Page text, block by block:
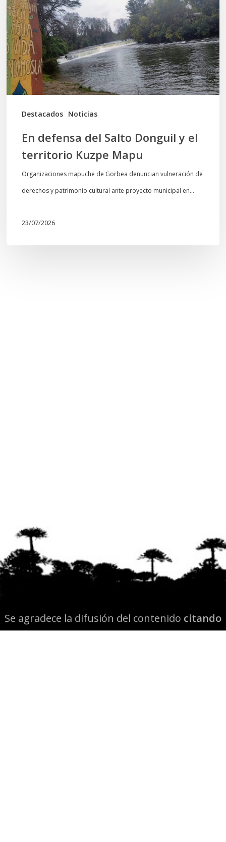
Destacados Noticias
Salto
Donguil
y
el
territorio
Kuzpe
Mapu
En defensa del Salto Donguil y el
territorio Kuzpe Mapu
Organizaciones mapuche de Gorbea denuncian vulneración de
derechos y patrimonio cultural ante proyecto municipal en…
23/07/2026
Se agradece la difusión del contenido citando
la fuente www.mapuexpress.org